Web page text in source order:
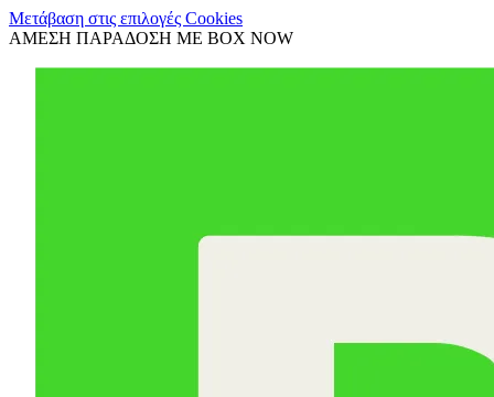
Μετάβαση στις επιλογές Cookies
ΑΜΕΣΗ ΠΑΡΑΔΟΣΗ ΜΕ BOX NOW